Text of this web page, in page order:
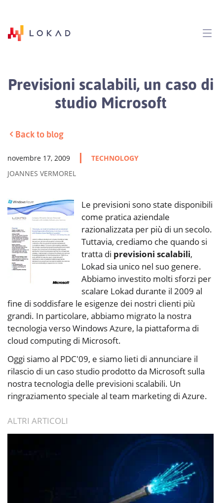
Previsioni scalabili, un caso di
studio Microsoft
Back to blog
novembre 17, 2009
TECHNOLOGY
JOANNES VERMOREL
Le previsioni sono state disponibili
come pratica aziendale
razionalizzata per più di un secolo.
Tuttavia, crediamo che quando si
tratta di previsioni scalabili,
Lokad sia unico nel suo genere.
Abbiamo investito molti sforzi per
scalare Lokad durante il 2009 al
fine di soddisfare le esigenze dei nostri clienti più
grandi. In particolare, abbiamo migrato la nostra
tecnologia verso Windows Azure, la piattaforma di
cloud computing di Microsoft.
Oggi siamo al PDC'09, e siamo lieti di annunciare il
rilascio di un caso studio prodotto da Microsoft sulla
nostra tecnologia delle previsioni scalabili. Un
ringraziamento speciale al team marketing di Azure.
ALTRI ARTICOLI